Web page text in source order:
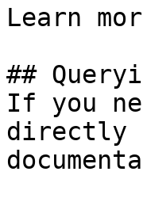
Learn
##
If you
directly